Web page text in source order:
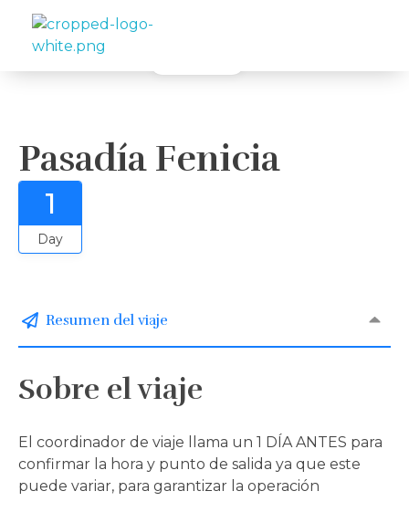
Travelea
Pasadía Fenicia
1
Day
Resumen del viaje
Sobre el viaje
El coordinador de viaje llama un 1 DÍA ANTES para
confirmar la hora y punto de salida ya que este
puede variar, para garantizar la operación